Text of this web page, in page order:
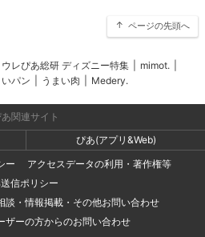
ページの先頭へ
ウレぴあ総研 ディズニー特集 mimot.
いパン うまい肉 Medery.
あ関連サイト
ぴあ(アプリ&Web)
ー
アクセスデータの利用・著作権等
信ポリシー
談・情報掲載・その他お問い合わせ
ザーの方からのお問い合わせ